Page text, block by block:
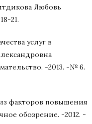
Любовь
21.
услуг в
-2013. -№ 6.
факторов повышения
обозрение. -2012. -